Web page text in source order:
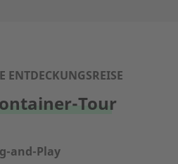
ENTDECKUNGSREISE
Tour
and-Play